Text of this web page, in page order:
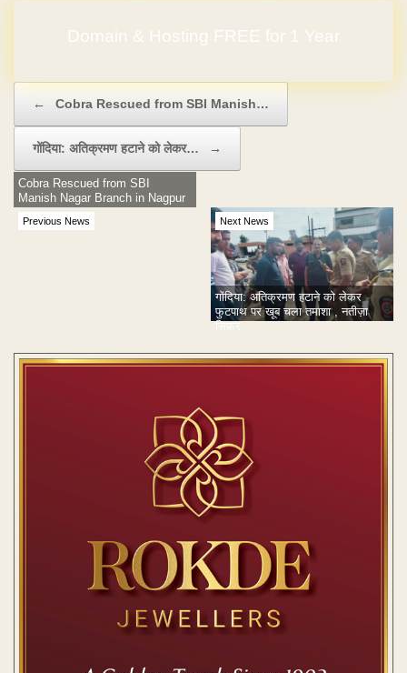
Domain & Hosting FREE for 1 Year
← Cobra Rescued from SBI Manish…
गोंदिया: अतिक्रमण हटाने को लेकर… →
Previous News
Cobra Rescued from SBI
Manish Nagar Branch in Nagpur
Next News
गोंदिया: अतिक्रमण हटाने को लेकर
फुटपाथ पर खूब चला तमाशा , नतीज़ा
सिफ़र